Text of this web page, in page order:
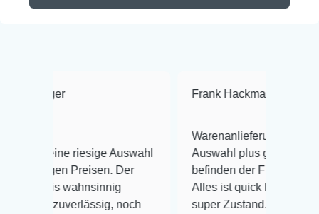
riesige Auswahl
Preisen. Der
noch
Frank Hackmayer ★★★★
Warenanlieferung Top und die
Auswahl plus gesundheitliches
befinden der Fische einwandfrei.
Alles ist quick lebendig und im
super Zustand. Gerne wieder 😃